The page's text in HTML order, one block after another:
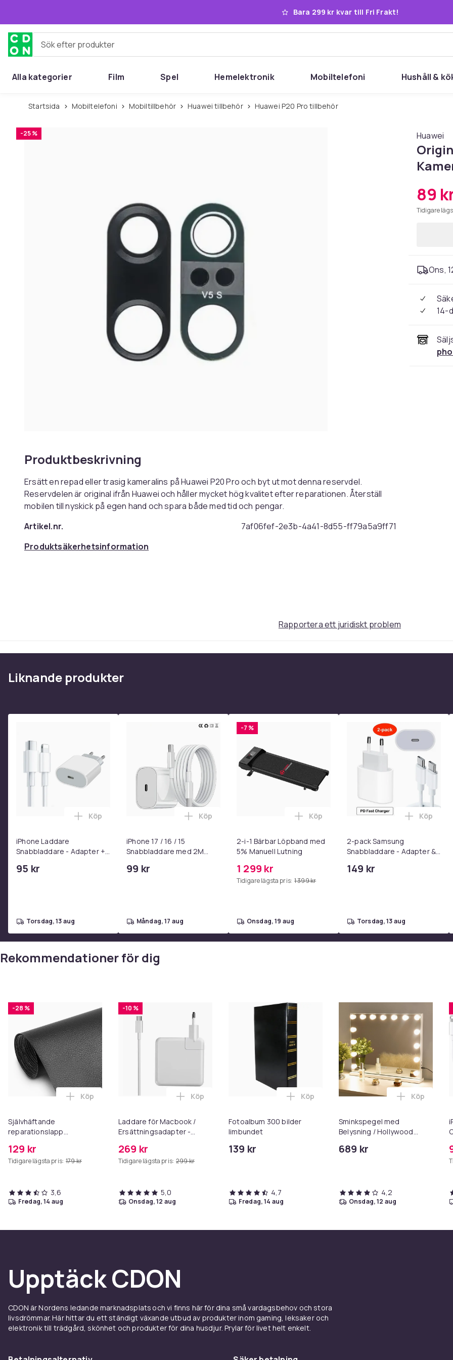
Bara 299 kr kvar till Fri Frakt!
Sök efter produkter
Alla kategorier Film Spel Hemelektronik Mobiltelefoni Hushåll &
Startsida Mobiltelefoni Mobiltillbehör Huawei tillbehör Huawei P20 Pro tillbehör
-25 %
Produktbeskrivning
Ersätt en repad eller trasig kameralins på Huawei P20 Pro och byt ut mot denna reservdel.
Reservdelen är original ifrån Huawei och håller mycket hög kvalitet efter reparationen. Återställ
mobilen till nyskick på egen hand och spara både med tid och pengar.
Artikel.nr.
7af06fef-2e3b-4a41-8d55-ff79a5a9ff71
Produktsäkerhetsinformation
Huawei
89
Tidigare
Ons,
14-
Rapportera ett juridiskt problem
Liknande produkter
iPhone Laddare
Snabbladdare - Adapter +
C 2m
95 kr
Lägg till iPhone Laddare Snabbladdare - Adapter + Kabel 25W lightning - USB-C 2m i varukorgen
Köp
torsdag, 13 aug
iPhone 17 / 16 / 15
Snabbladdare med 2M
99 kr
Lägg till iPhone 17 / 16 / 15 Snabbladdare med 2M USB-C till USB-C
Köp
måndag, 17 aug
-7 %
2-i-1 Bärbar Löpband med
5% Manuell Lutning
1 299 kr
Tidigare lägsta pris: 1 399 kr
Lägg till 2-i-1 Bärbar Löpband med 5%
Köp
onsdag, 19 aug
2-pack Samsung
Snabbladdare - Adapter &
149 kr
Lägg till
Köp
torsdag, 13 aug
Rekommendationer för dig
-28 %
Självhäftande
reparationslapp
129 kr
Tidigare lägsta pris: 179 kr
Lägg till Självhäftande reparationslapp konstläder 50x138 cm Black i varukorgen
Köp
3,6
fredag, 14 aug
-10 %
Laddare för Macbook /
Ersättningsadapter -
269 kr
Tidigare lägsta pris: 299 kr
Lägg till Laddare för Macbook / Ersättningsadapter - MagSafe Gen 3 -
Köp
5,0
onsdag, 12 aug
Fotoalbum 300 bilder
limbundet
139 kr
Lägg till Fotoalbum 300 bilder limbundet i
Köp
4,7
fredag, 14 aug
Sminkspegel med
Belysning / Hollywood
689 kr
Lägg till
Köp
4,2
onsdag, 12 aug
Upptäck CDON
CDON är Nordens ledande marknadsplats och vi finns här för dina små vardagsbehov och stora
livsdrömmar. Här hittar du ett ständigt växande utbud av produkter inom gaming, leksaker och
elektronik till trädgård, skönhet och produkter för dina husdjur. Prylar för livet helt enkelt.